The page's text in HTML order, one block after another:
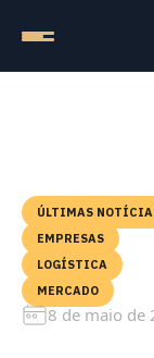
ÚLTIMAS
EMPRESAS
LOGÍSTICA
MERCADO
8 de maio de